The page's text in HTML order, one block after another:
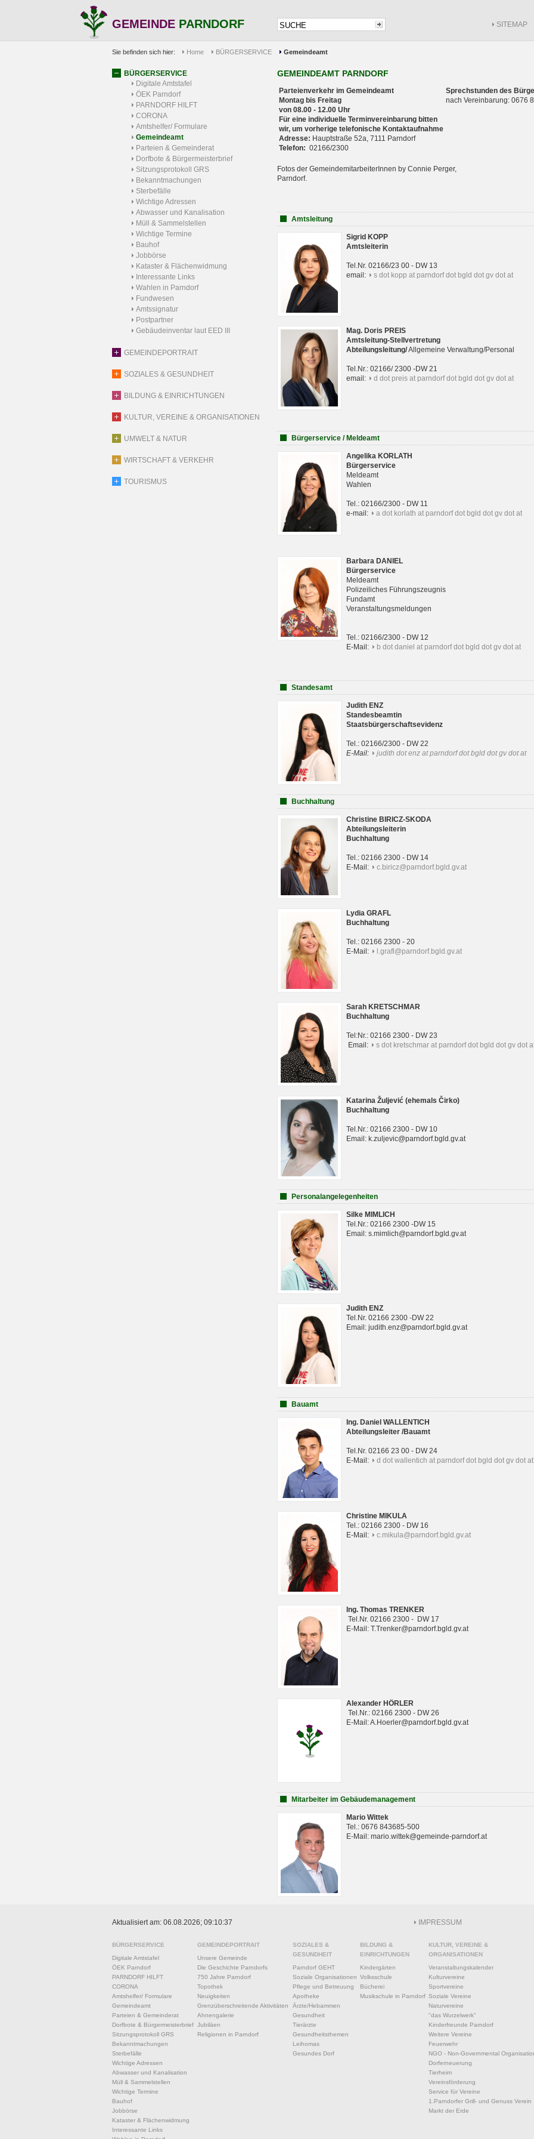
GEMEINDE PARNDORF SITEMAP
Sie befinden sich hier: Home BÜRGERSERVICE Gemeindeamt
BÜRGERSERVICE
Digitale Amtstafel
ÖEK Parndorf
PARNDORF HILFT
CORONA
Amtshelfer/ Formulare
Gemeindeamt
Parteien & Gemeinderat
Dorfbote & Bürgermeisterbrief
Sitzungsprotokoll GRS
Bekanntmachungen
Sterbefälle
Wichtige Adressen
Abwasser und Kanalisation
Müll & Sammelstellen
Wichtige Termine
Bauhof
Jobbörse
Kataster & Flächenwidmung
Interessante Links
Wahlen in Parndorf
Fundwesen
Amtssignatur
Postpartner
Gebäudeinventar laut EED III
GEMEINDEPORTRAIT
SOZIALES & GESUNDHEIT
BILDUNG & EINRICHTUNGEN
KULTUR, VEREINE & ORGANISATIONEN
UMWELT & NATUR
WIRTSCHAFT & VERKEHR
TOURISMUS
GEMEINDEAMT PARNDORF
Parteienverkehr im Gemeindeamt
Montag bis Freitag
von 08.00 - 12.00 Uhr
Für eine individuelle Terminvereinbarung bitten
wir, um vorherige telefonische Kontaktaufnahme
Adresse: Hauptstraße 52a, 7111 Parndorf
Telefon: 02166/2300
Sprechstunden des
nach Vereinbarung: 0676
Fotos der GemeindemitarbeiterInnen by Connie Perger,
Parndorf.
Amtsleitung
Sigrid KOPP
Amtsleiterin
Tel.Nr. 02166/23 00 - DW 13
email:
s dot kopp at parndorf dot bgld dot gv dot at
Mag. Doris PREIS
Amtsleitung-Stellvertretung
Abteilungsleitung/Allgemeine Verwaltung/Personal
Tel.Nr.: 02166/ 2300 -DW 21
email:
d dot preis at parndorf dot bgld dot gv dot at
Bürgerservice / Meldeamt
Angelika KORLATH
Bürgerservice
Meldeamt
Wahlen
Tel.: 02166/2300 - DW 11
e-mail:
a dot korlath at parndorf dot bgld dot gv dot at
Barbara DANIEL
Bürgerservice
Meldeamt
Polizeiliches Führungszeugnis
Fundamt
Veranstaltungsmeldungen
Tel.: 02166/2300 - DW 12
E-Mail:
b dot daniel at parndorf dot bgld dot gv dot at
Standesamt
Judith ENZ
Standesbeamtin
Staatsbürgerschaftsevidenz
Tel.: 02166/2300 - DW 22
E-Mail:
judith dot enz at parndorf dot bgld dot gv dot at
Buchhaltung
Christine BIRICZ-SKODA
Abteilungsleiterin
Buchhaltung
Tel.: 02166 2300 - DW 14
E-Mail:
c.biricz@parndorf.bgld.gv.at
Lydia GRAFL
Buchhaltung
Tel.: 02166 2300 - 20
E-Mail:
l.grafl@parndorf.bgld.gv.at
Sarah KRETSCHMAR
Buchhaltung
Tel:Nr.: 02166 2300 - DW 23
Email:
s dot kretschmar at parndorf dot bgld dot gv dot
Katarina Žuljević (ehemals Čirko)
Buchhaltung
Tel.Nr.: 02166 2300 - DW 10
Email: k.zuljevic@parndorf.bgld.gv.at
Personalangelegenheiten
Silke MIMLICH
Tel.Nr.: 02166 2300 -DW 15
Email: s.mimlich@parndorf.bgld.gv.at
Judith ENZ
Tel.Nr. 02166 2300 -DW 22
Email: judith.enz@parndorf.bgld.gv.at
Bauamt
Ing. Daniel WALLENTICH
Abteilungsleiter /Bauamt
Tel.Nr. 02166 23 00 - DW 24
E-Mail:
d dot wallentich at parndorf dot bgld dot gv dot at
Christine MIKULA
Tel.: 02166 2300 - DW 16
E-Mail:
c.mikula@parndorf.bgld.gv.at
Ing. Thomas TRENKER
Tel.Nr. 02166 2300 - DW 17
E-Mail: T.Trenker@parndorf.bgld.gv.at
Alexander HÖRLER
Tel.Nr.: 02166 2300 - DW 26
E-Mail: A.Hoerler@parndorf.bgld.gv.at
Mitarbeiter im Gebäudemanagement
Mario Wittek
Tel.: 0676 843685-500
E-Mail: mario.wittek@gemeinde-parndorf.at
Aktualisiert am: 06.08.2026; 09:10:37 IMPRESSUM
BÜRGERSERVICE
Digitale Amtstafel
ÖEK Parndorf
PARNDORF HILFT
CORONA
Amtshelfer/ Formulare
Gemeindeamt
Parteien & Gemeinderat
Dorfbote & Bürgermeisterbrief
Sitzungsprotokoll GRS
Bekanntmachungen
Sterbefälle
Wichtige Adressen
Abwasser und Kanalisation
Müll & Sammelstellen
Wichtige Termine
Bauhof
Jobbörse
Kataster & Flächenwidmung
Interessante Links
GEMEINDEPORTRAIT
Unsere Gemeinde
Die Geschichte Parndorfs
750 Jahre Parndorf
Topothek
Neuigkeiten
Grenzüberschreitende Aktivitäten
Ahnengalerie
Jubiläen
Religionen in Parndorf
SOZIALES &
GESUNDHEIT
Parndorf GEHT
Soziale Organisationen
Pflege und Betreuung
Apotheke
Ärzte/Hebammen
Gesundheit
Tierärzte
Gesundheitsthemen
Leihomas
Gesundes Dorf
BILDUNG &
EINRICHTUNGEN
Kindergärten
Volksschule
Bücherei
Musikschule in Parndorf
KULTUR, VEREINE &
ORGANISATIONEN
Veranstaltungskalender
Kulturvereine
Sportvereine
Soziale Vereine
Naturvereine
"das Wurzelwerk"
Kinderfreunde Parndorf
Weitere Vereine
Feuerwehr
NGO - Non-Governmental
Dorferneuerung
Tierheim
Vereinsförderung
Service für Vereine
1.Parndorfer Grill- und Genuss Verein
Markt der Erde